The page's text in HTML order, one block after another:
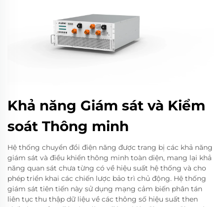
Khả năng Giám sát và Kiểm
soát Thông minh
Hệ thống chuyển đổi điện năng được trang bị các khả năng
giám sát và điều khiển thông minh toàn diện, mang lại khả
năng quan sát chưa từng có về hiệu suất hệ thống và cho
phép triển khai các chiến lược bảo trì chủ động. Hệ thống
giám sát tiên tiến này sử dụng mạng cảm biến phân tán
liên tục thu thập dữ liệu về các thông số hiệu suất then